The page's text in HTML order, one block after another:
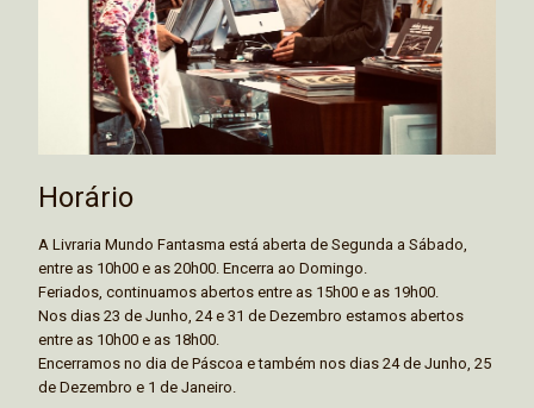
Horário
A Livraria Mundo Fantasma está aberta de Segunda a Sábado,
entre as 10h00 e as 20h00. Encerra ao Domingo.
Feriados, continuamos abertos entre as 15h00 e as 19h00.
Nos dias 23 de Junho, 24 e 31 de Dezembro estamos abertos
entre as 10h00 e as 18h00.
Encerramos no dia de Páscoa e também nos dias 24 de Junho, 25
de Dezembro e 1 de Janeiro.